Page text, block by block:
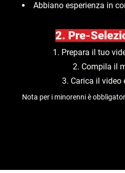
Abbiano esperienza in
2. Pre-
Prepara il tuo
Compila il
Carica il video
Nota per i minorenni è